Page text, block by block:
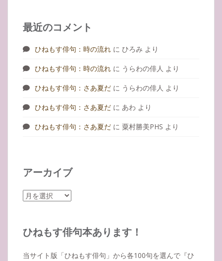
最近のコメント
ひねもす俳句：時の流れ に ひろみ より
ひねもす俳句：時の流れ に うらわの俳人 より
ひねもす俳句：さあ夏だ に うらわの俳人 より
ひねもす俳句：さあ夏だ に あわ より
ひねもす俳句：さあ夏だ に 粟村勝美PHS より
アーカイブ
ア
イ
ひねもす俳句本あります！
当サイト版「ひねもす俳句」から各100句を選んで『ひ